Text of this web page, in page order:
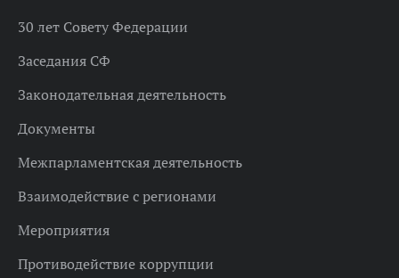
30 лет Совету Федерации
Заседания СФ
Законодательная деятельность
Документы
Межпарламентская деятельность
Взаимодействие с регионами
Мероприятия
Противодействие коррупции